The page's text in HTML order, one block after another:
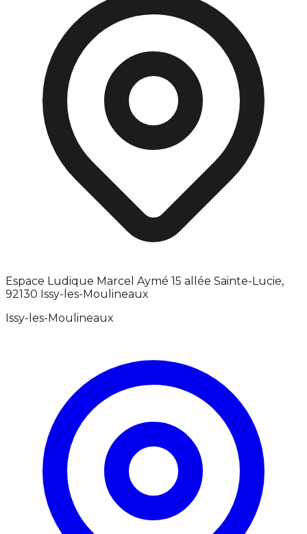
Espace Ludique Marcel Aymé 15 allée Sainte-Lucie,
92130 Issy-les-Moulineaux
Issy-les-Moulineaux